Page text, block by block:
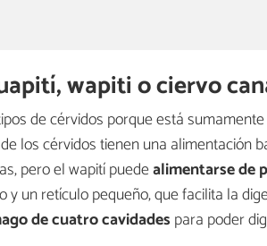
wapiti o ciervo
de cérvidos porque está
los cérvidos tienen una alimentación
pero el wapití puedealimentarse de
y un retículo pequeño, que facilita la
de cuatro cavidades para poder